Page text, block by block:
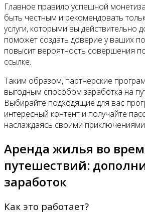
Главное правило успешной
быть честным и рекомендовать
услуги, которыми вы действительно
поможет создать доверие у ваших
повысит вероятность совершения
ссылке.
Таким образом, партнерские
выгодным способом заработка на
Выбирайте подходящие для вас
интересный контент и получайте
наслаждаясь своими
Аренда жилья во
путешествий:
заработок
Как это работает?